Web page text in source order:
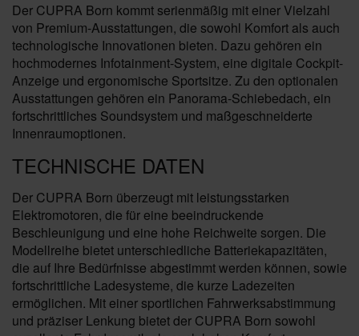
Der CUPRA Born kommt serienmäßig mit einer Vielzahl
von Premium-Ausstattungen, die sowohl Komfort als auch
technologische Innovationen bieten. Dazu gehören ein
hochmodernes Infotainment-System, eine digitale Cockpit-
Anzeige und ergonomische Sportsitze. Zu den optionalen
Ausstattungen gehören ein Panorama-Schiebedach, ein
fortschrittliches Soundsystem und maßgeschneiderte
Innenraumoptionen.
TECHNISCHE DATEN
Der CUPRA Born überzeugt mit leistungsstarken
Elektromotoren, die für eine beeindruckende
Beschleunigung und eine hohe Reichweite sorgen. Die
Modellreihe bietet unterschiedliche Batteriekapazitäten,
die auf Ihre Bedürfnisse abgestimmt werden können, sowie
fortschrittliche Ladesysteme, die kurze Ladezeiten
ermöglichen. Mit einer sportlichen Fahrwerksabstimmung
und präziser Lenkung bietet der CUPRA Born sowohl